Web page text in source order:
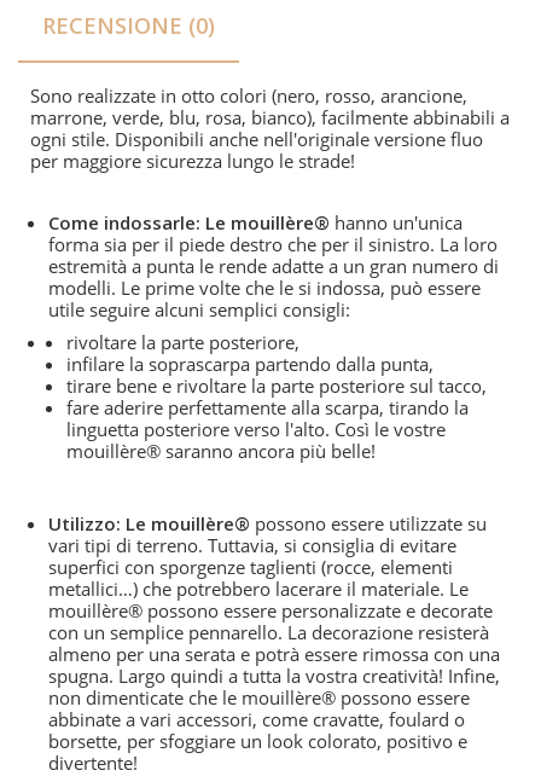
RECENSIONE (0)
Sono realizzate in otto colori (nero, rosso, arancione,
marrone, verde, blu, rosa, bianco), facilmente abbinabili a
ogni stile. Disponibili anche nell'originale versione fluo
per maggiore sicurezza lungo le strade!
Come indossarle: Le mouillère® hanno un'unica
forma sia per il piede destro che per il sinistro. La loro
estremità a punta le rende adatte a un gran numero di
modelli. Le prime volte che le si indossa, può essere
utile seguire alcuni semplici consigli:
rivoltare la parte posteriore,
infilare la soprascarpa partendo dalla punta,
tirare bene e rivoltare la parte posteriore sul tacco,
fare aderire perfettamente alla scarpa, tirando la
linguetta posteriore verso l'alto. Così le vostre
mouillère® saranno ancora più belle!
Utilizzo: Le mouillère® possono essere utilizzate su
vari tipi di terreno. Tuttavia, si consiglia di evitare
superfici con sporgenze taglienti (rocce, elementi
metallici…) che potrebbero lacerare il materiale. Le
mouillère® possono essere personalizzate e decorate
con un semplice pennarello. La decorazione resisterà
almeno per una serata e potrà essere rimossa con una
spugna. Largo quindi a tutta la vostra creatività! Infine,
non dimenticate che le mouillère® possono essere
abbinate a vari accessori, come cravatte, foulard o
borsette, per sfoggiare un look colorato, positivo e
divertente!